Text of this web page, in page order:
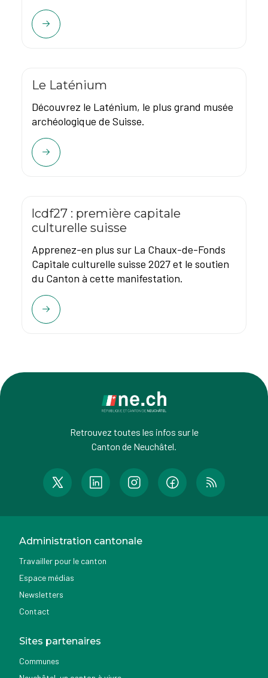
Le Laténium
Découvrez le Laténium, le plus grand musée
archéologique de Suisse.
lcdf27 : première capitale
culturelle suisse
Apprenez-en plus sur La Chaux-de-Fonds
Capitale culturelle suisse 2027 et le soutien
du Canton à cette manifestation.
Retrouvez toutes les infos sur le
Canton de Neuchâtel.
Administration cantonale
Travailler pour le canton
Espace médias
Newsletters
Contact
Sites partenaires
Communes